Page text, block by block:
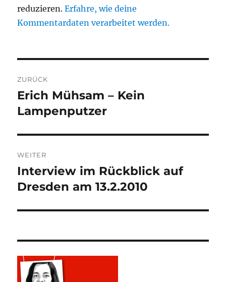
reduzieren.Erfahre, wie deine
Kommentardaten verarbeitet werden.
ZURÜCK
Vorheriger
Beitrag:
Erich Mühsam – Kein
Lampenputzer
WEITER
Nächster
Beitrag:
Interview im Rückblick auf
Dresden am 13.2.2010